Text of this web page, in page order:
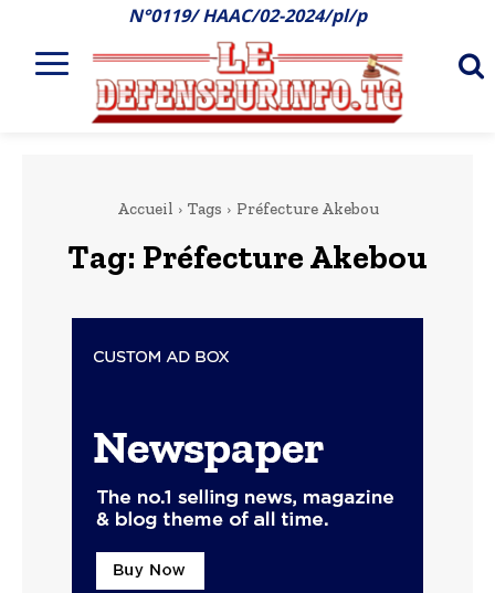
N°0119/ HAAC/02-2024/pl/p
Accueil Tags Préfecture Akebou
Tag: Préfecture Akebou